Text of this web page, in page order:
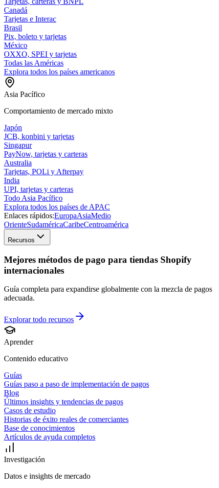
Canadá
Tarjetas e Interac
Brasil
Pix, boleto y tarjetas
México
OXXO, SPEI y tarjetas
Todas las Américas
Explora todos los países americanos
Asia Pacífico
Comportamiento de mercado mixto
Japón
JCB, konbini y tarjetas
Singapur
PayNow, tarjetas y carteras
Australia
Tarjetas, POLi y Afterpay
India
UPI, tarjetas y carteras
Todo Asia Pacífico
Explora todos los países de APAC
Enlaces rápidos:EuropaAsiaMedio
OrienteSudaméricaCaribeCentroamérica
Recursos
Mejores métodos de pago para tiendas Shopify
internacionales
Guía completa para expandirse globalmente con la mezcla de pagos
adecuada.
Explorar todo recursos
Aprender
Contenido educativo
Guías
Guías paso a paso de implementación de pagos
Blog
Últimos insights y tendencias de pagos
Casos de estudio
Historias de éxito reales de comerciantes
Base de conocimientos
Artículos de ayuda completos
Investigación
Datos e insights de mercado